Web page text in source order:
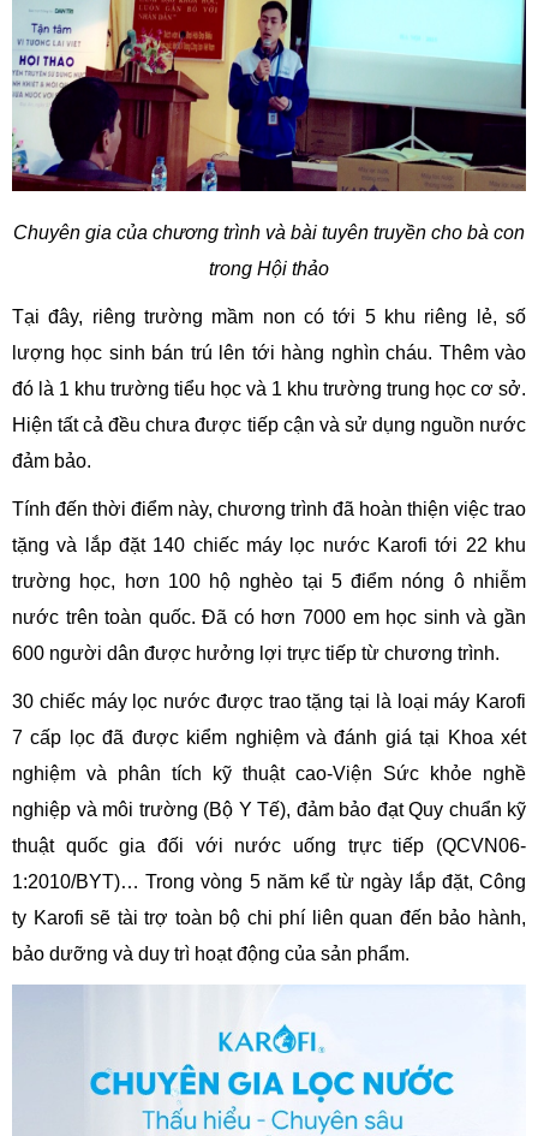
Chuyên gia của chương trình và bài tuyên truyền cho bà con
trong Hội thảo
Tại đây, riêng trường mầm non có tới 5 khu riêng lẻ, số
lượng học sinh bán trú lên tới hàng nghìn cháu. Thêm vào
đó là 1 khu trường tiểu học và 1 khu trường trung học cơ sở.
Hiện tất cả đều chưa được tiếp cận và sử dụng nguồn nước
đảm bảo.
Tính đến thời điểm này, chương trình đã hoàn thiện việc trao
tặng và lắp đặt 140 chiếc máy lọc nước Karofi tới 22 khu
trường học, hơn 100 hộ nghèo tại 5 điểm nóng ô nhiễm
nước trên toàn quốc. Đã có hơn 7000 em học sinh và gần
600 người dân được hưởng lợi trực tiếp từ chương trình.
30 chiếc máy lọc nước được trao tặng tại là loại máy Karofi
7 cấp lọc đã được kiểm nghiệm và đánh giá tại Khoa xét
nghiệm và phân tích kỹ thuật cao-Viện Sức khỏe nghề
nghiệp và môi trường (Bộ Y Tế), đảm bảo đạt Quy chuẩn kỹ
thuật quốc gia đối với nước uống trực tiếp (QCVN06-
1:2010/BYT)… Trong vòng 5 năm kể từ ngày lắp đặt, Công
ty Karofi sẽ tài trợ toàn bộ chi phí liên quan đến bảo hành,
bảo dưỡng và duy trì hoạt động của sản phẩm.